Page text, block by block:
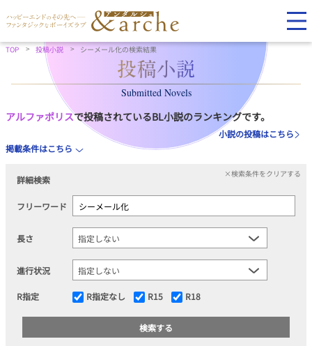
TOP 投稿小説 シーメール化の検索結果
Submitted Novels
アルファポリスで投稿されているBL小説のランキングです。
小説の投稿はこちら
掲載条件はこちら
詳細検索
×検索条件をクリアする
フリーワード
長さ
進行状況
R指定 R指定なし R15 R18